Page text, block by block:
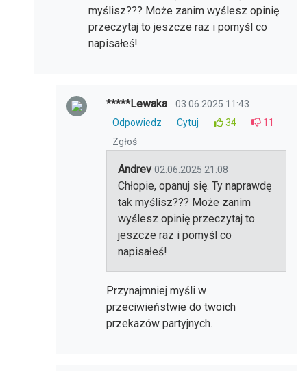
myślisz??? Może zanim wyślesz opinię
przeczytaj to jeszcze raz i pomyśl co
napisałeś!
*****Lewaka
03.06.2025 11:43
Odpowiedz
Cytuj 34
11
Zgłoś
Andrev 02.06.2025 21:08
Chłopie, opanuj się. Ty naprawdę
tak myślisz??? Może zanim
wyślesz opinię przeczytaj to
jeszcze raz i pomyśl co
napisałeś!
Przynajmniej myśli w
przeciwieństwie do twoich
przekazów partyjnych.